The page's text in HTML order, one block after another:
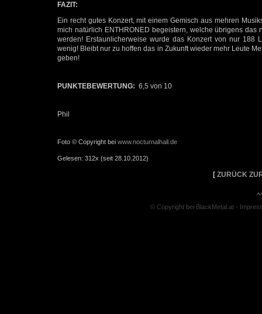
FAZIT:
Ein recht gutes Konzert, mit einem Gemisch aus mehren
mich natürlich ENTHRONED begeistern, welche übrigens
werden! Erstaunlicherweise wurde das Konzert von nur 188
wenig! Bleibt nur zu hoffen das in Zukunft wieder mehr Leute
geben!
PUNKTEBEWERTUNG: 6,5 von 10
Phil
Foto © Copyright bei www.nocturnalhall.de
Gelesen: 312x (seit 28.10.2012)
[ ZURÜCK
© Copyright bei BlackMetal.at -